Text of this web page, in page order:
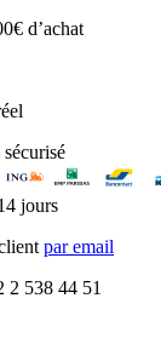
d’achat
jours
par email
2 538 44 51